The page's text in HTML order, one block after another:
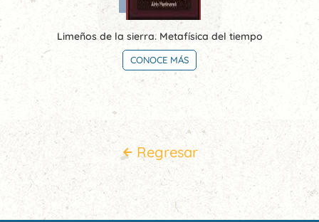
Limeños de la sierra. Metafísica del tiempo
CONOCE MÁS
Regresar